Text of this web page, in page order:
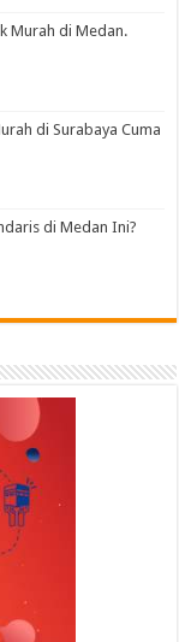
Murah di Medan.
di Surabaya Cuma
di Medan Ini?